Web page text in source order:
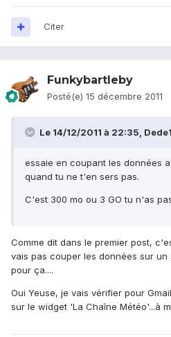
Citer
Funkybartleby
Posté(e) 15 décembre 2011
Le 14/12/2011 à 22:35,
essaie en coupant les données
quand tu ne t'en sers pas.
C'est 300 mo ou 3 GO tu n'as
Comme dit dans le premier post,
vais pas couper les données sur
pour ça....
Oui Yeuse, je vais vérifier pour
sur le widget 'La Chaîne Météo'...à